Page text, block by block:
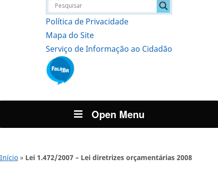
Política de Privacidade
Mapa do Site
Serviço de Informação ao Cidadão
Open Menu
Início » Lei 1.472/2007 – Lei diretrizes orçamentárias 2008